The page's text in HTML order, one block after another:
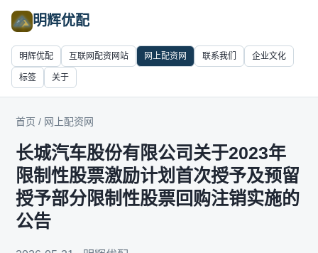
明辉优配
明辉优配 互联网配资网站 网上配资网 联系我们 企业文化
标签 关于
首页 / 网上配资网
长城汽车股份有限公司关于2023年
限制性股票激励计划首次授予及预留
授予部分限制性股票回购注销实施的
公告